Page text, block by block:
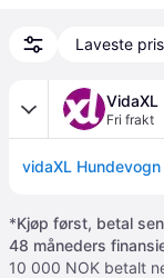
Laveste pris
VidaXL
Fri frakt
vidaXL Hundevogn
*Kjøp først, betal
48 måneders
10 000 NOK betalt